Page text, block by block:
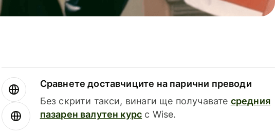
Сравнете доставчиците на парични преводи
Без скрити такси, винаги ще получавате средния
пазарен валутен курс с Wise.